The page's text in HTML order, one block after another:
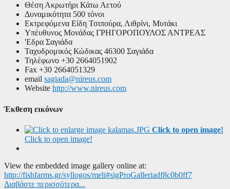
Θέση Ακρωτήρι Κάτω Αετού
Δυναμικότητα 500 τόνοι
Εκτρεφόμενα Είδη Τσιπούρα, Λιθρίνι, Μυτάκι
Υπέυθυνος Μονάδας ΓΡΗΓΟΡΟΠΟΥΛΟΣ ΑΝΤΡΕΑΣ
'Εδρα Σαγιάδα
Ταχυδρομικός Κώδικας 46300 Σαγιάδα
Τηλέφωνο +30 2664051902
Fax +30 2664051329
email sagiada@nireus.com
Website http://www.nireus.com
Έκθεση εικόνων
Click to open image!
Click to open image!
View the embedded image gallery online at:
http://fishfarms.gr/syllogos/meli#sigProGalleriadf8c0b0ff7
Διαβάστε περισσότερα...